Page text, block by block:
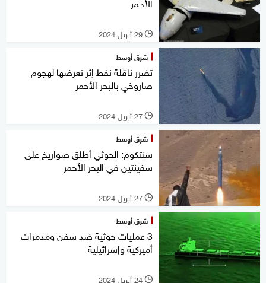
l 29 أبريل 2024
شرق أوسط
تضرر ناقلة نفط إثر تعرضها لهجوم
صاروخي بالبحر الأحمر
l 27 أبريل 2024
شرق أوسط
سنتكوم: الحوثي أطلق صواريخ على
سفينتين في البحر الأحمر
l 27 أبريل 2024
شرق أوسط
3 عمليات حوثية ضد سفن ومدمرات
أميركية وإسرائيلية
l 24 أبريل 2024